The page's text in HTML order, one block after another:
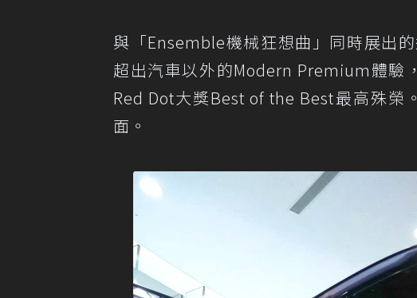
與「Ensemble機械狂想曲」同時展出
超出汽車以外的Modern Premium體驗
Red Dot大獎Best of the Best最高殊
面。